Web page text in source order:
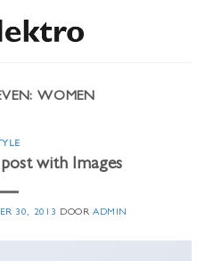
WOMEN
post with Images
30, 2013 DOORADMIN